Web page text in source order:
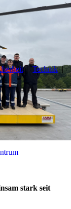
Technik
stark seit